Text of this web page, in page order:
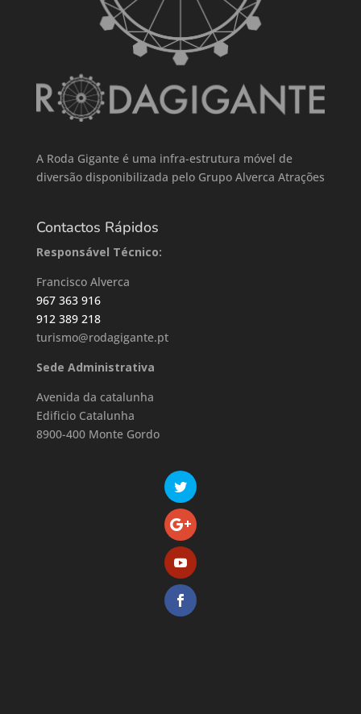
A Roda Gigante é uma infra-estrutura móvel de
diversão disponibilizada pelo Grupo Alverca Atrações
Contactos Rápidos
Responsável Técnico:
Francisco Alverca
967 363 916
912 389 218
turismo@rodagigante.pt
Sede Administrativa
Avenida da catalunha
Edificio Catalunha
8900-400 Monte Gordo